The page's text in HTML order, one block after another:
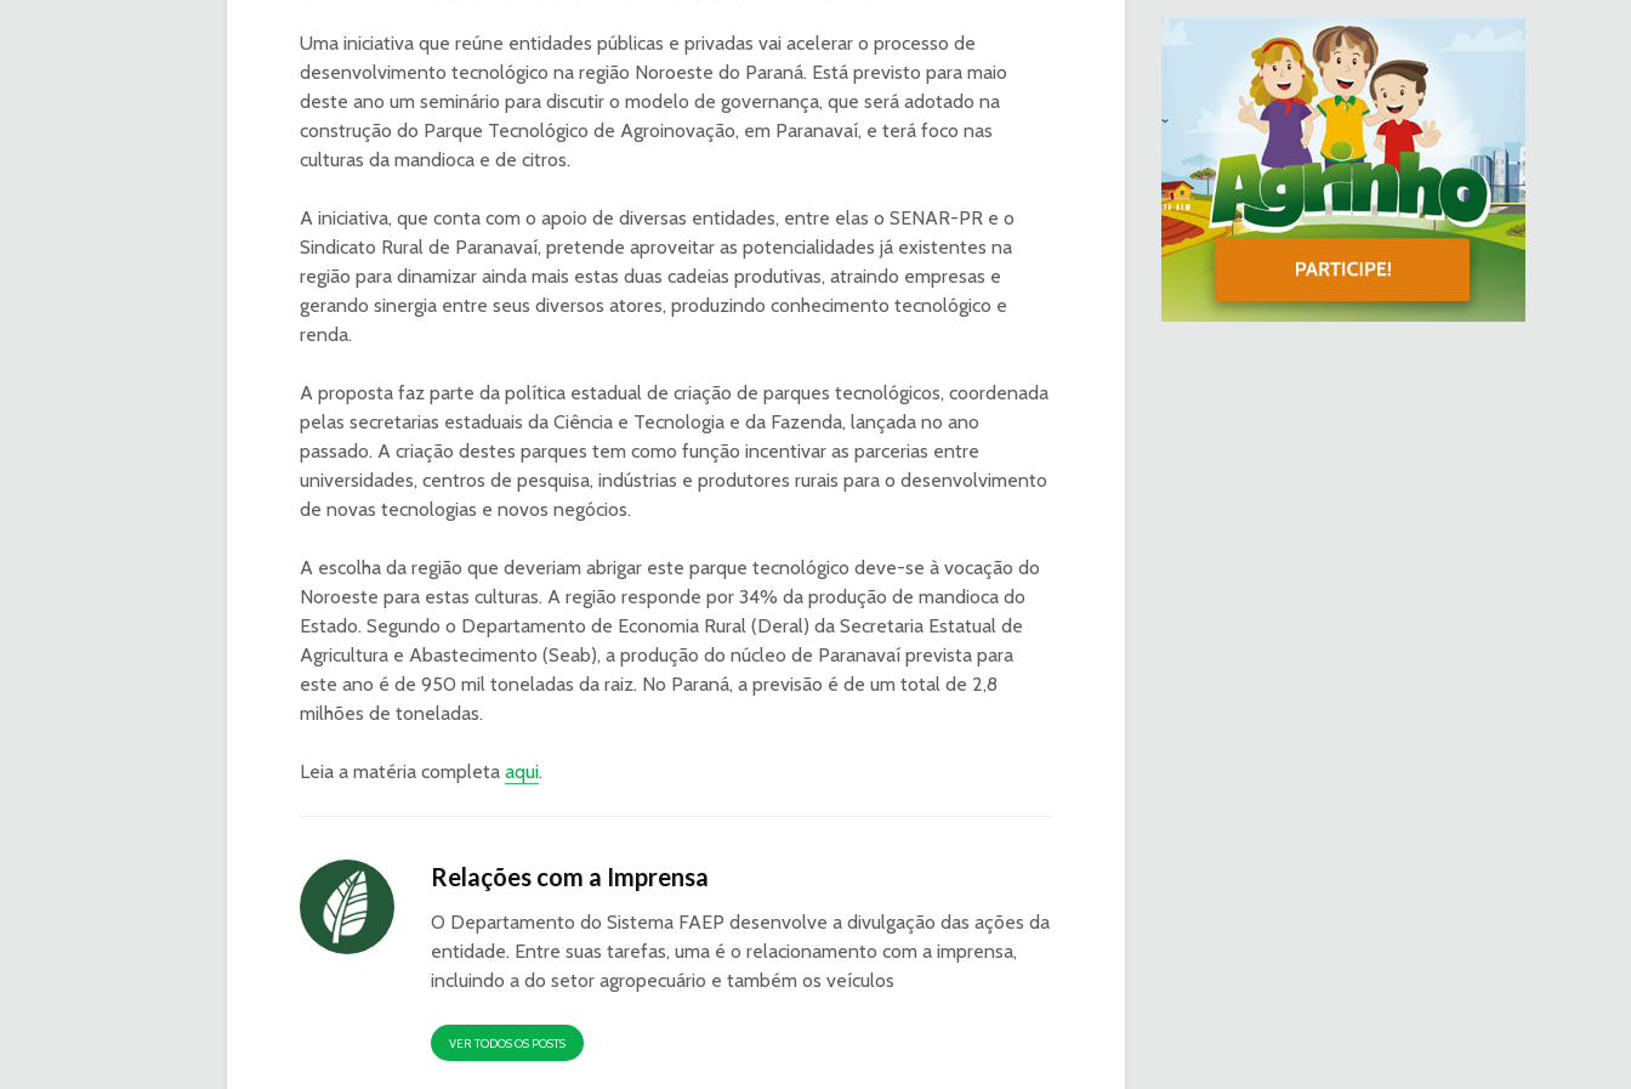
Uma iniciativa que reúne entidades públicas e privadas vai acelerar o processo de
desenvolvimento tecnológico na região Noroeste do Paraná. Está previsto para maio
deste ano um seminário para discutir o modelo de governança, que será adotado na
construção do Parque Tecnológico de Agroinovação, em Paranavaí, e terá foco nas
culturas da mandioca e de citros.
A iniciativa, que conta com o apoio de diversas entidades, entre elas o SENAR-PR e o
Sindicato Rural de Paranavaí, pretende aproveitar as potencialidades já existentes na
região para dinamizar ainda mais estas duas cadeias produtivas, atraindo empresas e
gerando sinergia entre seus diversos atores, produzindo conhecimento tecnológico e
renda.
A proposta faz parte da política estadual de criação de parques tecnológicos, coordenada
pelas secretarias estaduais da Ciência e Tecnologia e da Fazenda, lançada no ano
passado. A criação destes parques tem como função incentivar as parcerias entre
universidades, centros de pesquisa, indústrias e produtores rurais para o desenvolvimento
de novas tecnologias e novos negócios.
A escolha da região que deveriam abrigar este parque tecnológico deve-se à vocação do
Noroeste para estas culturas. A região responde por 34% da produção de mandioca do
Estado. Segundo o Departamento de Economia Rural (Deral) da Secretaria Estatual de
Agricultura e Abastecimento (Seab), a produção do núcleo de Paranavaí prevista para
este ano é de 950 mil toneladas da raiz. No Paraná, a previsão é de um total de 2,8
milhões de toneladas.
Leia a matéria completa aqui.
Relações com a Imprensa
O Departamento do Sistema FAEP desenvolve a divulgação das ações da
entidade. Entre suas tarefas, uma é o relacionamento com a imprensa,
incluindo a do setor agropecuário e também os veículos
VER TODOS OS POSTS